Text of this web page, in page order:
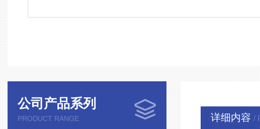
公司产品系列
PRODUCT RANGE 详细内容 /